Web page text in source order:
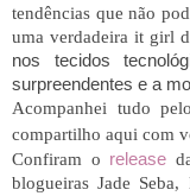
tendências que não
uma verdadeira it girl
nos tecidos
surpreendentes e a
Acompanhei tudo
compartilho aqui com
Confiram o release
blogueiras Jade